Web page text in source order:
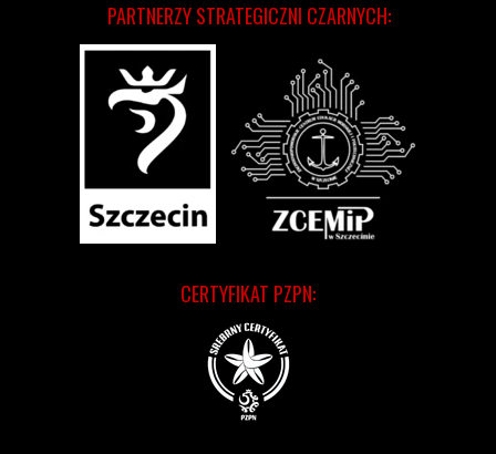
CERTYFIKAT PZPN:
PARTNERZY STRATEGICZNI CZARNYCH: